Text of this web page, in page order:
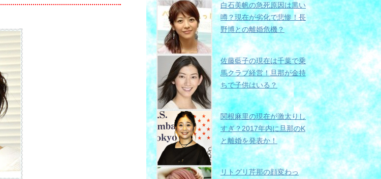
白石美帆の急死原因は黒い
噂？現在が劣化で悲惨！長
野博との離婚危機？
佐藤藍子の現在は千葉で乗
馬クラブ経営！旦那が金持
ちで子供はいる？
関根麻里の現在が激太りし
すぎ？2017年内に旦那のK
と離婚を発表か！
リトグリ芹那の顔変わっ